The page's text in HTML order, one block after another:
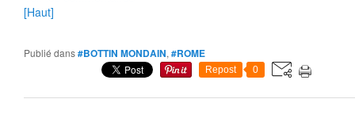
[Haut]
Publié dans#BOTTIN MONDAIN, #ROME
Repost 0